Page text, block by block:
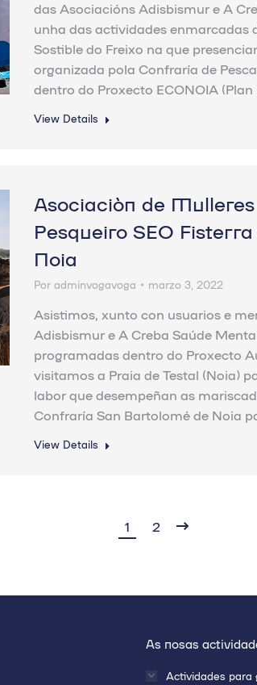
das Asociacións Adisbismur e A
unha das actividades enmarcadas
Sostible do Freixo na que
organizada pola Confraría de
dentro do Proxecto ECONOIA
View Details
Asociación de
Pesqueiro SEO
Noia
Por adminvogavoga marzo 3, 2022
Asistimos, xunto con usuarios e
Adisbismur e A Creba Saúde
programadas dentro do Proxecto
visitamos a Praia de Testal (Noia)
labor que desempeñan as
Confraría San Bartolomé de Noia
View Details
1 2
As nosas
Actividades para